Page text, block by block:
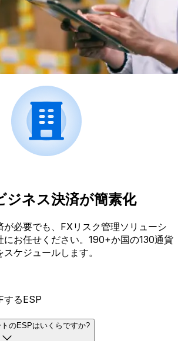
ジネス決済が簡素化
が必要でも、FXリスク管理ソリューシ
にお任せください。190+か国の130通貨
ケジュールします。
するESP
のESPはいくらですか?